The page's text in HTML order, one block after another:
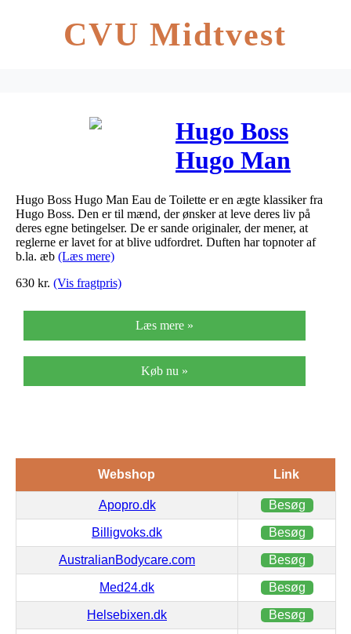
CVU Midtvest
Hugo Boss
Hugo Man
EDT 125 ml
Hugo Boss Hugo Man Eau de Toilette er en ægte klassiker fra
Hugo Boss. Den er til mænd, der ønsker at leve deres liv på
deres egne betingelser. De er sande originaler, der mener, at
reglerne er lavet for at blive udfordret. Duften har topnoter af
b.la. æb (Læs mere)
630 kr. (Vis fragtpris)
Læs mere »
Køb nu »
Webshop Link
Apopro.dk Besøg
Billigvoks.dk Besøg
AustralianBodycare.com Besøg
Med24.dk Besøg
Helsebixen.dk Besøg